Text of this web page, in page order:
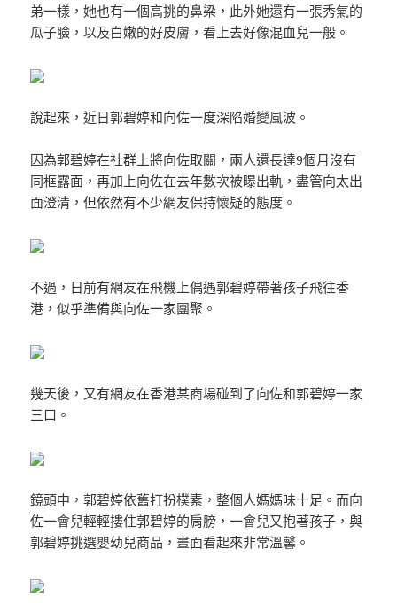
弟一樣，她也有一個高挑的鼻梁，此外她還有一張秀氣的
瓜子臉，以及白嫩的好皮膚，看上去好像混血兒一般。
說起來，近日郭碧婷和向佐一度深陷婚變風波。
因為郭碧婷在社群上將向佐取關，兩人還長達9個月沒有
同框露面，再加上向佐在去年數次被曝出軌，盡管向太出
面澄清，但依然有不少網友保持懷疑的態度。
不過，日前有網友在飛機上偶遇郭碧婷帶著孩子飛往香
港，似乎準備與向佐一家團聚。
幾天後，又有網友在香港某商場碰到了向佐和郭碧婷一家
三口。
鏡頭中，郭碧婷依舊打扮樸素，整個人媽媽味十足。而向
佐一會兒輕輕摟住郭碧婷的肩膀，一會兒又抱著孩子，與
郭碧婷挑選嬰幼兒商品，畫面看起來非常溫馨。